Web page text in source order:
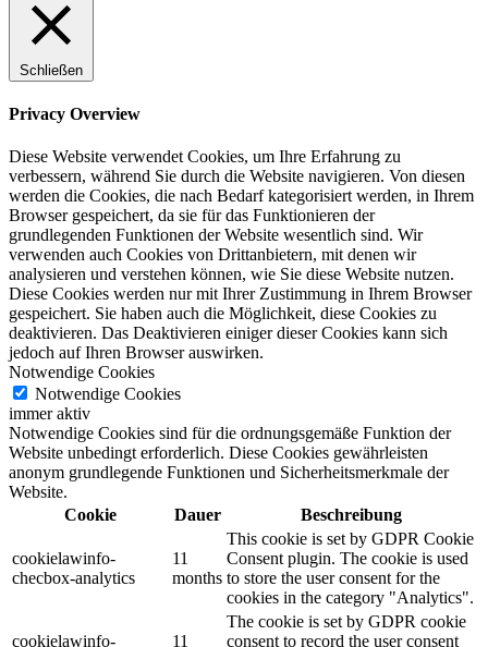
Schließen
Privacy Overview
Diese Website verwendet Cookies, um Ihre Erfahrung zu
verbessern, während Sie durch die Website navigieren. Von diesen
werden die Cookies, die nach Bedarf kategorisiert werden, in Ihrem
Browser gespeichert, da sie für das Funktionieren der
grundlegenden Funktionen der Website wesentlich sind. Wir
verwenden auch Cookies von Drittanbietern, mit denen wir
analysieren und verstehen können, wie Sie diese Website nutzen.
Diese Cookies werden nur mit Ihrer Zustimmung in Ihrem Browser
gespeichert. Sie haben auch die Möglichkeit, diese Cookies zu
deaktivieren. Das Deaktivieren einiger dieser Cookies kann sich
jedoch auf Ihren Browser auswirken.
Notwendige Cookies
Notwendige Cookies
immer aktiv
Notwendige Cookies sind für die ordnungsgemäße Funktion der
Website unbedingt erforderlich. Diese Cookies gewährleisten
anonym grundlegende Funktionen und Sicherheitsmerkmale der
Website.
Cookie
Dauer Beschreibung
cookielawinfo-
checbox-analytics
11
months
This cookie is set by GDPR Cookie
Consent plugin. The cookie is used
to store the user consent for the
cookies in the category "Analytics".
cookielawinfo-
11
The cookie is set by GDPR cookie
consent to record the user consent